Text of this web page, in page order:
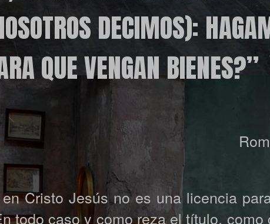
DECIMOS):
QUE VENGAN BIENES?”
Cristo Jesús no es una licencia
todo caso y como reza el título, como